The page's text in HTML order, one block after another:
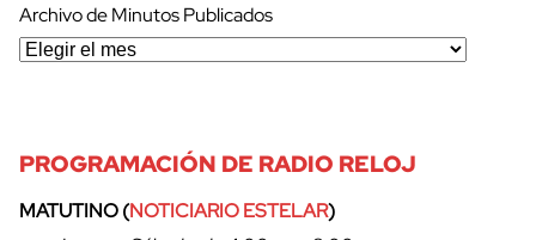
Archivo de Minutos Publicados
PROGRAMACIÓN DE RADIO RELOJ
MATUTINO (NOTICIARIO ESTELAR)